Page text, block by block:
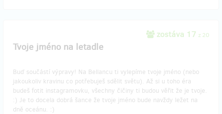
zostáva 17 z 20
Tvoje jméno na letadle
Buď součástí výpravy! Na Bellancu ti vylepíme tvoje jméno (nebo
jakoukoliv kravinu co potřebuješ sdělit světu). Až si u toho éra
budeš fotit instagramovku, všechny čičiny ti budou věřit že je tvoje.
:) Je to docela dobrá šance že tvoje jméno bude navždy ležet na
dně oceánu. :)